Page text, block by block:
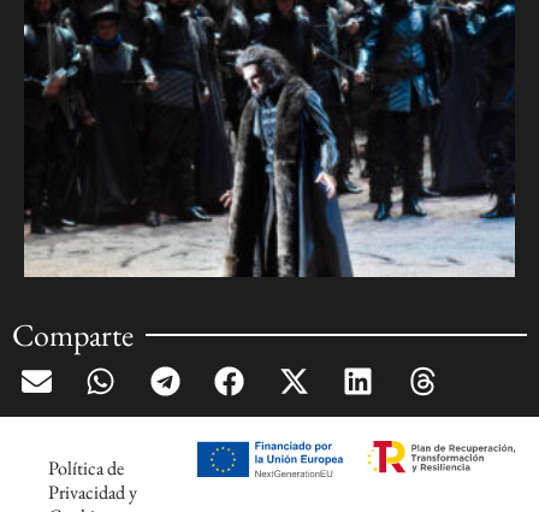
Comparte
Política de
Privacidad y